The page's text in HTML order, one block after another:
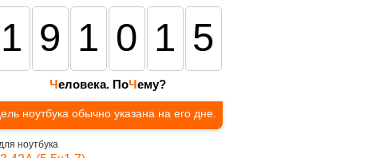
191015
Человека. ПоЧему?
ноутбука обычно указана на его дне.
ноутбука